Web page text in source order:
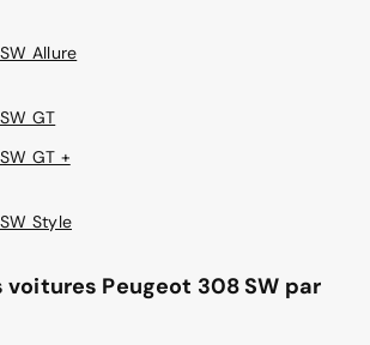
Allure
GT
GT +
Style
voitures Peugeot 308 SW par